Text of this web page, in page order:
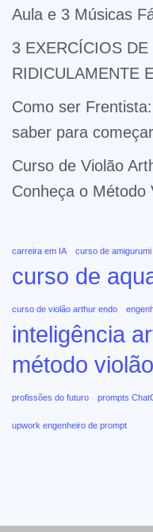
Aula e 3 Músicas
3 EXERCÍCIOS
RIDICULAMENTE
Como ser
saber para
Curso de Violão
Conheça o Método
carreira em IA curso de
curso de
curso de violão arthur endo
inteligência
método
profissões do futuro prompts
upwork engenheiro de prompt